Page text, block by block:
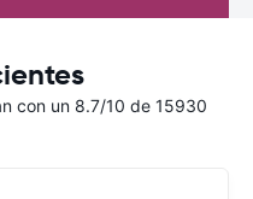
con un 8.7/10 de 15930